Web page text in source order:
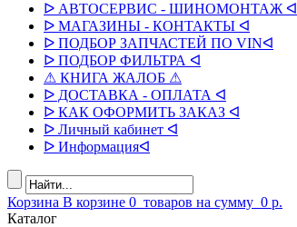
ᐅ АВТОСЕРВИС - ШИНОМОНТАЖ ᐊ
ᐅ МАГАЗИНЫ - КОНТАКТЫ ᐊ
ᐅ ПОДБОР ЗАПЧАСТЕЙ ПО VINᐊ
ᐅ ПОДБОР ФИЛЬТРА ᐊ
⚠ КНИГА ЖАЛОБ ⚠
ᐅ ДОСТАВКА - ОПЛАТА ᐊ
ᐅ КАК ОФОРМИТЬ ЗАКАЗ ᐊ
ᐅ Личный кабинет ᐊ
ᐅ Информацияᐊ
Корзина В корзине 0 товаров на сумму 0 р.
Каталог